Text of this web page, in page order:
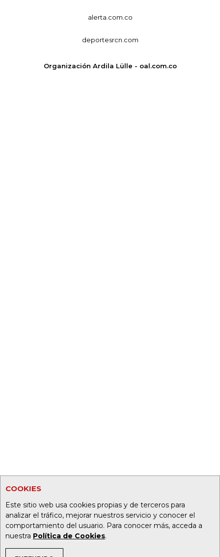
COOKIES
Este sitio web usa cookies propias y de terceros para
analizar el tráfico, mejorar nuestros servicio y conocer el
comportamiento del usuario. Para conocer más, acceda a
nuestra Política de Cookies.
alerta.com.co
deportesrcn.com
Organización Ardila Lülle - oal.com.co